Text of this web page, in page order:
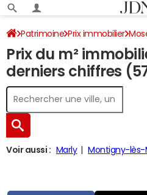
Patrimoine Prix immobilier
Prix du m²
derniers chiffres
Voir aussi : Marly Montigny-lès-